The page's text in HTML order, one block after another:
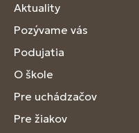
Aktuality
Pozývame vás
Podujatia
O škole
Pre uchádzačov
Pre žiakov